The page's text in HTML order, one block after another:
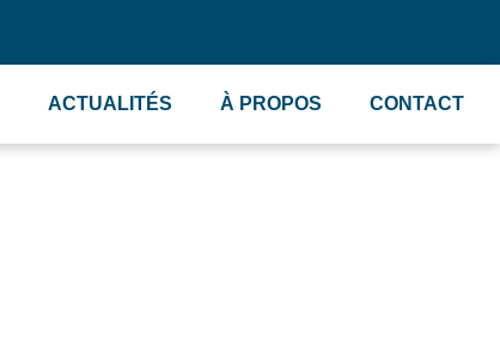
ACTUALITÉS À PROPOS CONTACT